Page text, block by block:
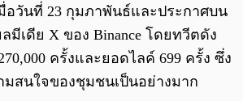
อวันที่ 23 กุมภาพันธ์และประกาศบน
มีเดีย X ของ Binance โดยทวีตดัง
ครั้งและยอดไลค์ 699 ครั้ง ซึ่ง
มสนใจของชุมชนเป็นอย่างมาก